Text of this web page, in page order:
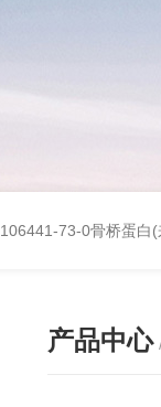
106441-73-0骨桥蛋白
产品中心